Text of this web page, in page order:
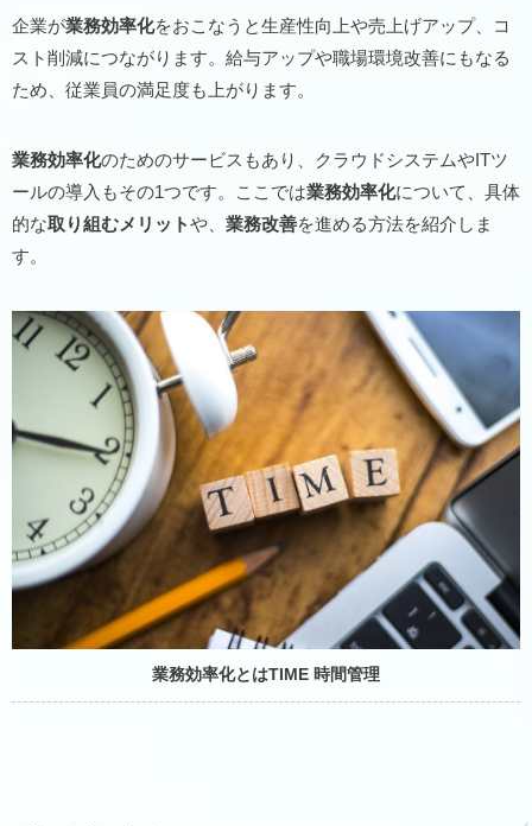
企業が業務効率化をおこなうと生産性向上や売上げアップ、コ
スト削減につながります。給与アップや職場環境改善にもなる
ため、従業員の満足度も上がります。
業務効率化のためのサービスもあり、クラウドシステムやITツ
ールの導入もその1つです。ここでは業務効率化について、具体
的な取り組むメリットや、 業務改善を進める方法を紹介しま
す。
業務効率化とはTIME 時間管理